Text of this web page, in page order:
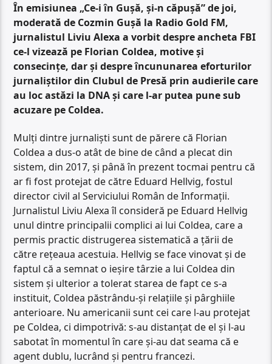
În emisiunea „Ce-i în Gușă, și-n căpușă” de joi,
moderată de Cozmin Gușă la Radio Gold FM,
jurnalistul Liviu Alexa a vorbit despre ancheta FBI
ce-l vizează pe Florian Coldea, motive și
consecințe, dar și despre încununarea eforturilor
jurnaliștilor din Clubul de Presă prin audierile care
au loc astăzi la DNA și care l-ar putea pune sub
acuzare pe Coldea.
Mulți dintre jurnaliști sunt de părere că Florian
Coldea a dus-o atât de bine de când a plecat din
sistem, din 2017, și până în prezent tocmai pentru că
ar fi fost protejat de către Eduard Hellvig, fostul
director civil al Serviciului Român de Informații.
Jurnalistul Liviu Alexa îl consideră pe Eduard Hellvig
unul dintre principalii complici ai lui Coldea, care a
permis practic distrugerea sistematică a țării de
către rețeaua acestuia. Hellvig se face vinovat și de
faptul că a semnat o ieșire târzie a lui Coldea din
sistem și ulterior a tolerat starea de fapt ce s-a
instituit, Coldea păstrându-și relațiile și pârghiile
anterioare. Nu americanii sunt cei care l-au protejat
pe Coldea, ci dimpotrivă: s-au distanțat de el și l-au
sabotat în momentul în care și-au dat seama că e
agent dublu, lucrând și pentru francezi.